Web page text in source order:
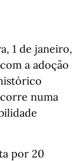
1 de janeiro,
a adoção
numa
por 20